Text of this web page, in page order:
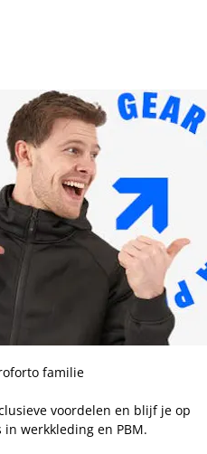
familie
voordelen en blijf je op
werkkleding en PBM.